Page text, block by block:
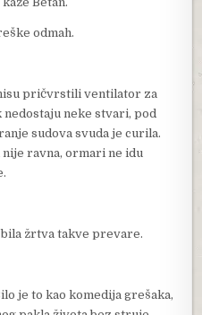
odmah.
pričvrstili ventilator za
neke stvari, pod
sudova svuda je curila.
ravna, ormari ne idu
žrtva takve prevare.
je to kao komedija grešaka,